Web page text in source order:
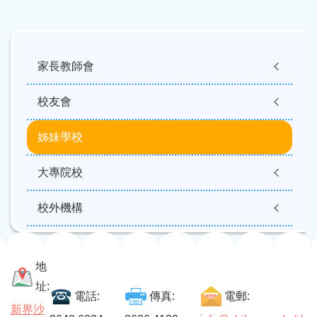
Main
navigation
家長教師會
校友會
姊妹學校
大專院校
校外機構
地
址:
新界沙
電話:
傳真:
電郵: